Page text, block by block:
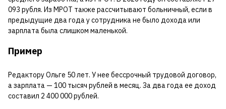
093 рубля. Из МРОТ также рассчитывают больничный, если в
предыдущие два года у сотрудника не было дохода или
зарплата была слишком маленькой.
Пример
Редактору Ольге 50 лет. У нее бессрочный трудовой договор,
а зарплата — 100 тысяч рублей в месяц. За два года ее доход
составил 2 400 000 рублей.